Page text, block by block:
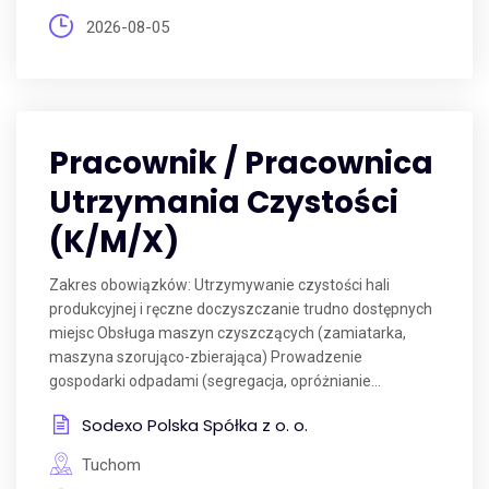
2026-08-05
Pracownik / Pracownica
Utrzymania Czystości
(K/M/X)
Zakres obowiązków: Utrzymywanie czystości hali
produkcyjnej i ręczne doczyszczanie trudno dostępnych
miejsc Obsługa maszyn czyszczących (zamiatarka,
maszyna szorująco-zbierająca) Prowadzenie
gospodarki odpadami (segregacja, opróżnianie...
Sodexo Polska Spółka z o. o.
Tuchom